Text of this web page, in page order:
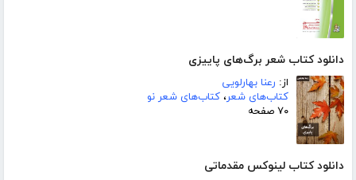
دانلود کتاب شعر برگ‌های پاییزی
از: رعنا بهارلویی
کتاب‌های شعر، کتاب‌های شعر نو
۷۰ صفحه
دانلود کتاب لینوکس مقدماتی